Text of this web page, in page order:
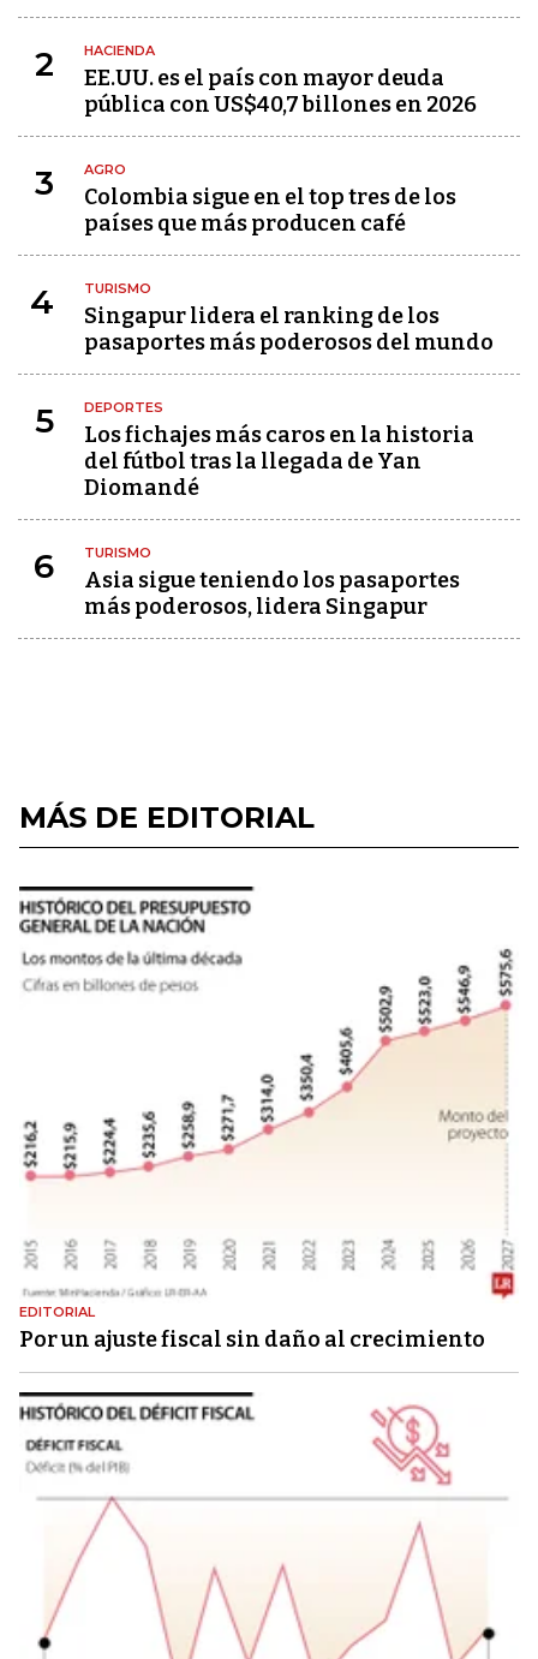
2 HACIENDA
EE.UU. es el país con mayor deuda
pública con US$40,7 billones en 2026
3 AGRO
Colombia sigue en el top tres de los
países que más producen café
4 TURISMO
Singapur lidera el ranking de los
pasaportes más poderosos del mundo
5 DEPORTES
Los fichajes más caros en la historia
del fútbol tras la llegada de Yan
Diomandé
6 TURISMO
Asia sigue teniendo los pasaportes
más poderosos, lidera Singapur
MÁS DE EDITORIAL
EDITORIAL
Por un ajuste fiscal sin daño al crecimiento